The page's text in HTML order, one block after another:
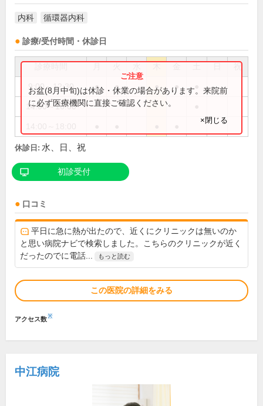
内科 循環器内科
診療/受付時間・休診日
祝
9:00～12:30 ● ● ● ●
14:00～16:00
お盆(8月中旬)は休診・休業の場合があります。来院前
に必ず医療機関に直接ご確認ください。
×閉じる
休診日: 水、日、祝
初診受付
口コミ
平日に急に熱が出たので、近くにクリニックは無いのか
と思い病院ナビで検索しました。こちらのクリニックが近く
だったのでに電話...
もっと読む
この医院の詳細をみる
アクセス数※
中江病院